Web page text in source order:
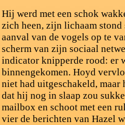
Hij werd met een schok
zich heen, zijn lichaam stond
aanval van de vogels op te
scherm van zijn sociaal
indicator knipperde rood: er
binnengekomen. Hoyd
niet had uitgeschakeld,
dat hij nog in slaap zou
mailbox en schoot met een
vier de berichten van Hazel